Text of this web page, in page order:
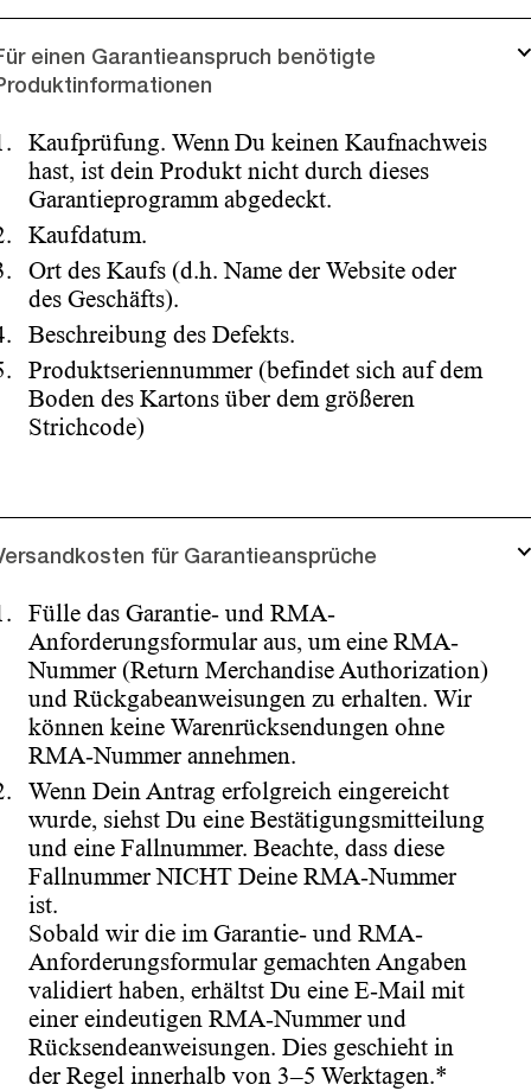
einen Garantieanspruch benötigte
Kaufprüfung. Wenn Du keinen Kaufnachweis
hast, ist dein Produkt nicht durch dieses
Garantieprogramm abgedeckt.
Kaufdatum.
Ort des Kaufs (d.h. Name der Website oder
des Geschäfts).
Beschreibung des Defekts.
Produktseriennummer (befindet sich auf dem
Boden des Kartons über dem größeren
Strichcode)
für Garantieansprüche
Fülle das Garantie- und RMA-
Anforderungsformular aus, um eine RMA-
Nummer (Return Merchandise Authorization)
und Rückgabeanweisungen zu erhalten. Wir
können keine Warenrücksendungen ohne
RMA-Nummer annehmen.
Wenn Dein Antrag erfolgreich eingereicht
wurde, siehst Du eine Bestätigungsmitteilung
und eine Fallnummer. Beachte, dass diese
Fallnummer NICHT Deine RMA-Nummer
ist.
Sobald wir die im Garantie- und RMA-
Anforderungsformular gemachten Angaben
validiert haben, erhältst Du eine E-Mail mit
einer eindeutigen RMA-Nummer und
Rücksendeanweisungen. Dies geschieht in
der Regel innerhalb von 3–5 Werktagen.*